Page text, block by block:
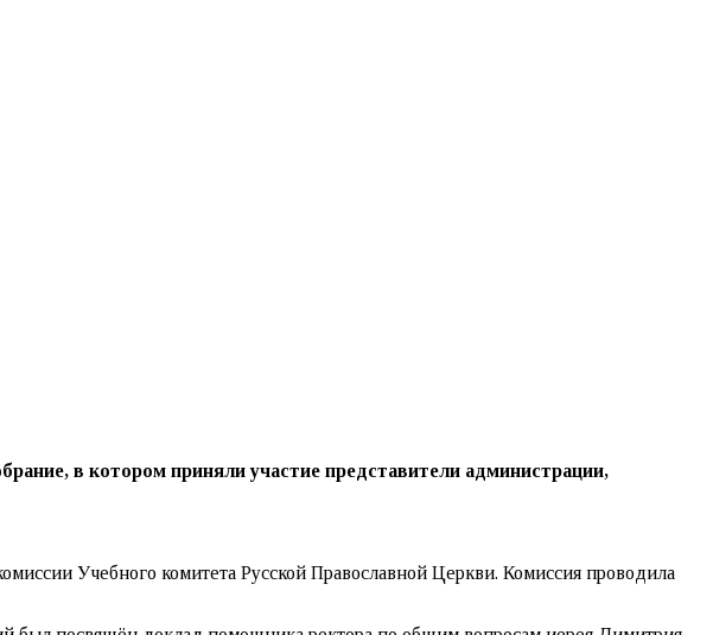
в котором приняли участие представители администрации,
Учебного комитета Русской Православной Церкви. Комиссия проводила